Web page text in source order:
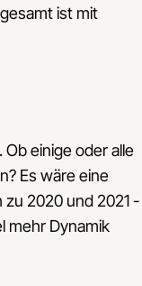
ist mit
einige oder alle
Es wäre eine
2020 und 2021 -
mehr Dynamik